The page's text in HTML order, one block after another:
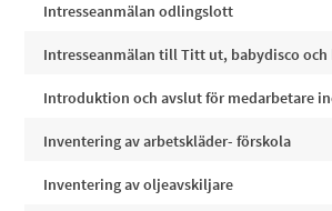
Intresseanmälan odlingslott
Intresseanmälan till Titt ut, babydisco och
Introduktion och avslut för medarbetare
Inventering av arbetskläder- förskola
Inventering av oljeavskiljare